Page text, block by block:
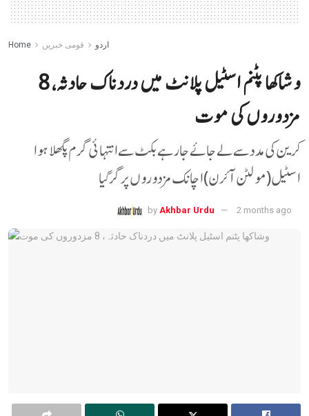
Home اردو قومی خبریں
وشاکھا پٹنم اسٹیل پلانٹ میں دردناک حادثہ، 8
مزدوروں کی موت
کرین کی مدد سے لے جائے جا رہے بکٹ سے انتہائی گرم پگھلا ہوا
اسٹیل (مولٹن آئرن) اچانک مزدوروں پر گر گیا
by Akhbar Urdu 2 months ago